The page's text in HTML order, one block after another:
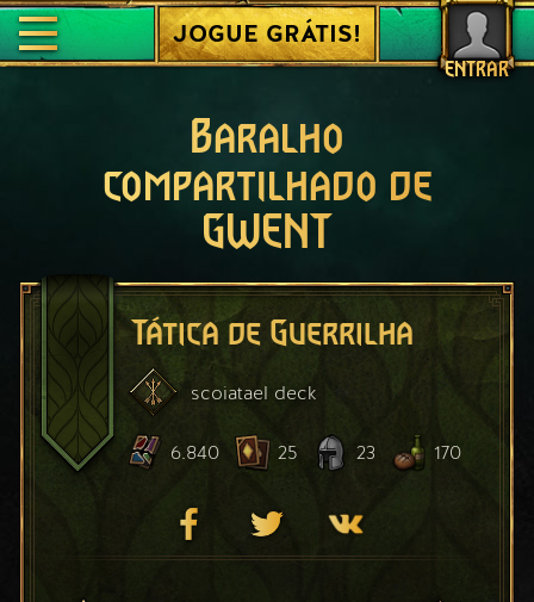
ENTRAR
JOGUE GRÁTIS!
Baralho
compartilhado de
GWENT
Tática de Guerrilha
scoiatael deck
6.840 25 23 170